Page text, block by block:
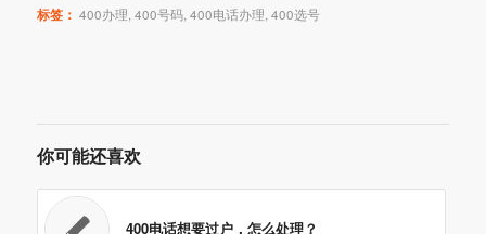
标签： 400办理 400号码, 400电话办理 400选号
你可能还喜欢
400电话想要过户，怎么处理？